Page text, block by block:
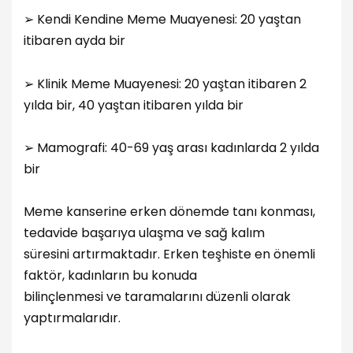
➢ Kendi Kendine Meme Muayenesi: 20 yaştan
itibaren ayda bir
➢ Klinik Meme Muayenesi: 20 yaştan itibaren 2
yılda bir, 40 yaştan itibaren yılda bir
➢ Mamografi: 40-69 yaş arası kadınlarda 2 yılda
bir
Meme kanserine erken dönemde tanı konması,
tedavide başarıya ulaşma ve sağ kalım
süresini artırmaktadır. Erken teşhiste en önemli
faktör, kadınların bu konuda
bilinçlenmesi ve taramalarını düzenli olarak
yaptırmalarıdır.